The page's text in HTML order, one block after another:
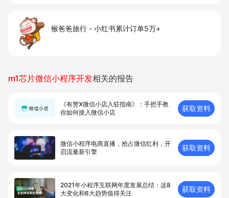
猴爸爸旅行 - 小红书累计订单5万+
m1芯片微信小程序开发相关的报告
《有赞X微信小店入驻指南》：手把手教
你如何接入微信小店
获取资料
微信小程序电商直播，抢占微信红利，开
启流量新引擎
获取资料
2021年小程序互联网年度发展总结：这8
大变化和6大趋势值得关注
获取资料